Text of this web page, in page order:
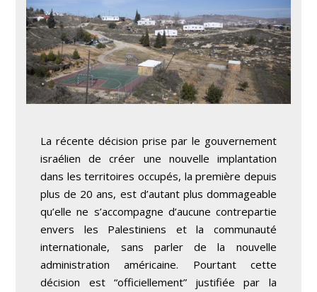
La récente décision prise par le gouvernement
israélien de créer une nouvelle implantation
dans les territoires occupés, la première depuis
plus de 20 ans, est d’autant plus dommageable
qu’elle ne s’accompagne d’aucune contrepartie
envers les Palestiniens et la communauté
internationale, sans parler de la nouvelle
administration américaine. Pourtant cette
décision est “officiellement” justifiée par la